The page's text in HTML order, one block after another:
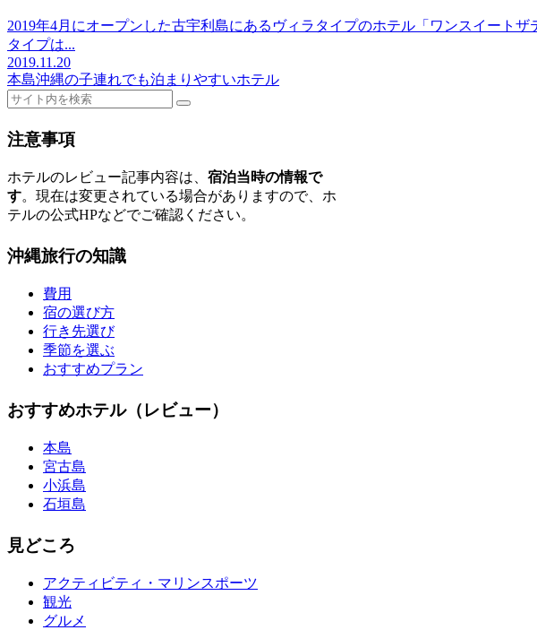
2019年4月にオープンした古宇利島にあるヴィラタイプのホテル「ワンスイート
タイプは...
2019.11.20
本島沖縄の子連れでも泊まりやすいホテル
注意事項
ホテルのレビュー記事内容は、 宿泊当時の情報で
す。現在は変更されている場合がありますので、ホ
テルの公式HPなどでご確認ください。
沖縄旅行の知識
費用
宿の選び方
行き先選び
季節を選ぶ
おすすめプラン
おすすめホテル（レビュー）
本島
宮古島
小浜島
石垣島
見どころ
アクティビティ・マリンスポーツ
観光
グルメ